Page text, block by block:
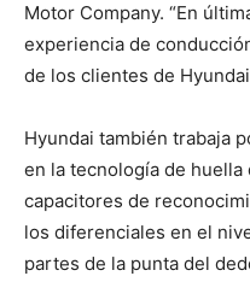
Motor Company. “En
experiencia de
de los clientes de
Hyundai también trabaja
en la tecnología de
capacitores de
los diferenciales en el
partes de la punta del